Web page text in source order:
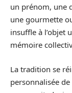
un prénom, une
une gourmette
insuffle à l’objet
mémoire
La tradition se
personnalisée